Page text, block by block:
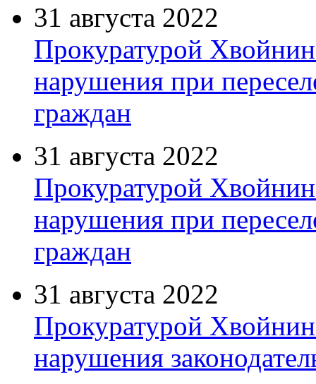
31 августа 2022
Прокуратурой
нарушения при
граждан
31 августа 2022
Прокуратурой
нарушения при
граждан
31 августа 2022
Прокуратурой
нарушения